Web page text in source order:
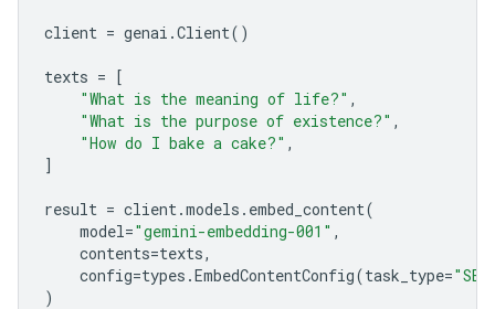
client = genai .Client()
texts = [
"What is the meaning of life?" ,
"What is the purpose of existence?" ,
"How do I bake a cake?" ,
]
result = client.models . embed_content(
model="gemini-embedding-001" ,
contents=texts,
config=types .EmbedContentConfig(task_type=
)